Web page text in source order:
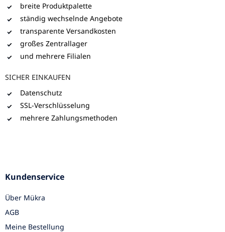
breite Produktpalette
ständig wechselnde Angebote
transparente Versandkosten
großes Zentrallager
und mehrere Filialen
SICHER EINKAUFEN
Datenschutz
SSL-Verschlüsselung
mehrere Zahlungsmethoden
Kundenservice
Über Mükra
AGB
Meine Bestellung